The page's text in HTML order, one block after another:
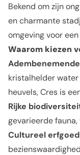
Bekend om zijn
en charmante
omgeving voor
Waarom kiezen
kristalhelder
heuvels, Cres is
Rijke
gevarieerde
Cultureel erfgoed